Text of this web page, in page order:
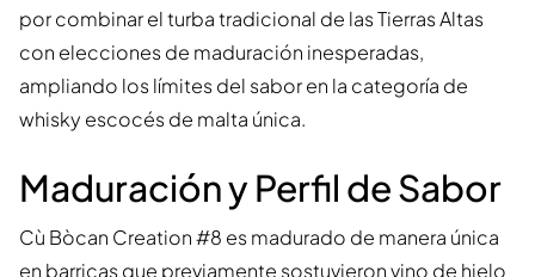
por combinar el turba tradicional de las Tierras Altas
con elecciones de maduración inesperadas,
ampliando los límites del sabor en la categoría de
whisky escocés de malta única.
Maduración y Perfil de Sabor
Cù Bòcan Creation #8 es madurado de manera única
en barricas que previamente sostuvieron vino de hielo